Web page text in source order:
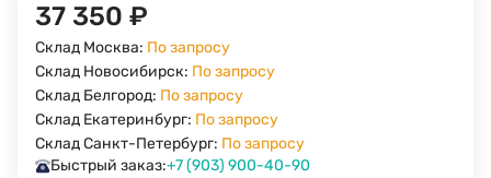
37 350 ₽
Склад Москва: По запросу
Склад Новосибирск: По запросу
Склад Белгород: По запросу
Склад Екатеринбург: По запросу
Склад Санкт-Петербург: По запросу
Быстрый заказ:+7 (903) 900-40-90